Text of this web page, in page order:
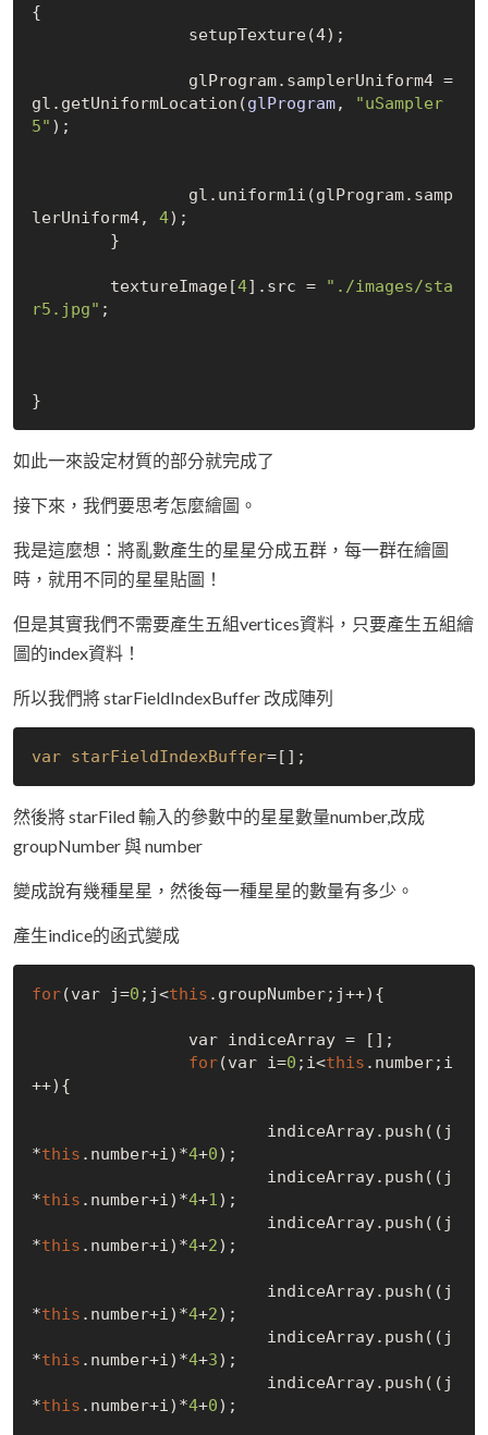
{
		setup
Texture(4) ;
gl.getUniformLocation(glProgram,
"uSampler
5" ) ;
lerUniform4, 4);
	textureImage
[4] .src =
"./images/sta
r5.jpg" ;
如此一來設定材質的部分就完成了
接下來，我們要思考怎麼繪圖。
我是這麼想：將亂數產生的星星分成五群，每一群在繪圖
時，就用不同的星星貼圖！
但是其實我們不需要產生五組vertices資料，只要產生五組繪
圖的index資料！
所以我們將 starFieldIndexBuffer 改成陣列
var starFieldIndexBuffer
然後將 starFiled 輸入的參數中的星星數量number,改成
groupNumber 與 number
變成說有幾種星星，然後每一種星星的數量有多少。
產生indice的函式變成
for(var j=0 ;j<this .groupNumber;j++){
for(var i=0 ;i<this .number;i
++){
*this .number+i)*4+0);
*this .number+i)*4+1);
*this .number+i)*4+2);
*this .number+i)*4+2);
*this .number+i)*4+3);
*this .number+i)*4+0);